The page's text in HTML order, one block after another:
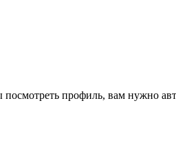
профиль, вам нужно